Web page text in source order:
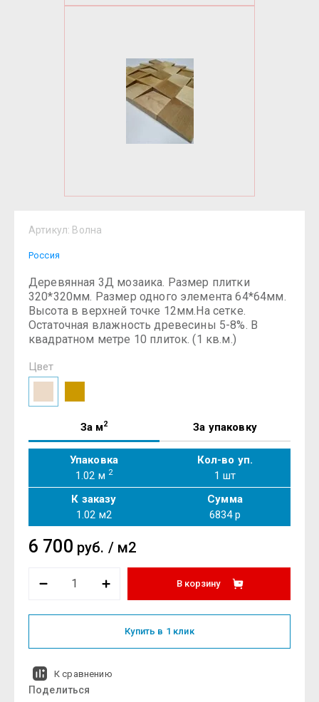
Артикул: Волна
Россия
Деревянная 3Д мозаика. Размер плитки
320*320мм. Размер одного элемента 64*64мм.
Высота в верхней точке 12мм.На сетке.
Остаточная влажность древесины 5-8%. В
квадратном метре 10 плиток. (1 кв.м.)
Цвет
За м2 За упаковку
Упаковка
1.02 м 2
Кол-во уп.
1 шт
К заказу
1.02 м2
Сумма
6834р
6 700 руб. / м2
В корзину
Купить в 1 клик
К сравнению
Поделиться